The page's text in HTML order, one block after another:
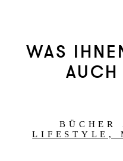
WAS
AUCH
BÜCHER
LIFESTYLE,